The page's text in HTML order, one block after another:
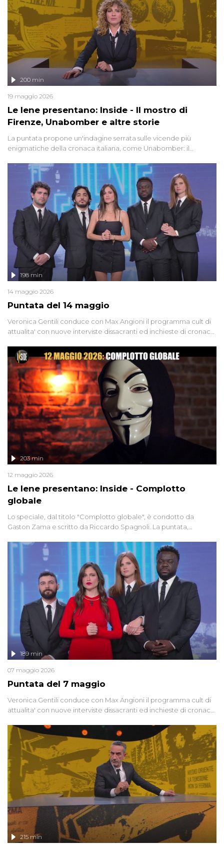
Le Iene presentano: Inside - Il mostro di
Firenze, Unabomber e altre storie
200 min
19 maggio 2026
La puntata propone un'indagine serrata sulle vicende più
enigmatiche della cronaca italiana, come Unabomber: il
'90 e il 2000 che, inquietantemente, potrebbe essere ancora in
libertà. Lo speciale affronta inoltre le zone d'ombra sul Mostro di
Firenze, le cui responsabilità appaiono ancora oggi avvolte in un
groviglio di dubbi mai chiariti. Nel corso dello speciale anche
l'intervista inedita a Olindo Romano, realizzata ne...
Puntata del 14 maggio
198 min
14 maggio 2026
Veronica Gentili conduce con Max Angioni il programma cult di
attualita' con nuove interviste dissacranti ed inchieste di cronaca
Le Iene presentano: Inside - Complotto
globale
203 min
12 maggio 2026
Lo speciale, dal titolo "Complotto globale", è condotto da
Gaston Zama e scritto da Riccardo Spagnoli. La puntata,
racconta l'universo delle narrazioni alternative, dei sospetti
globali e del complottismo che negli ultimi anni hanno invaso
social network, talk show, piazze digitali e immaginario collettivo.
Puntata del 7 maggio
189 min
07 maggio 2026
Veronica Gentili conduce con Max Angioni il programma cult di
attualita' con nuove interviste dissacranti ed inchieste di cronaca
215 min